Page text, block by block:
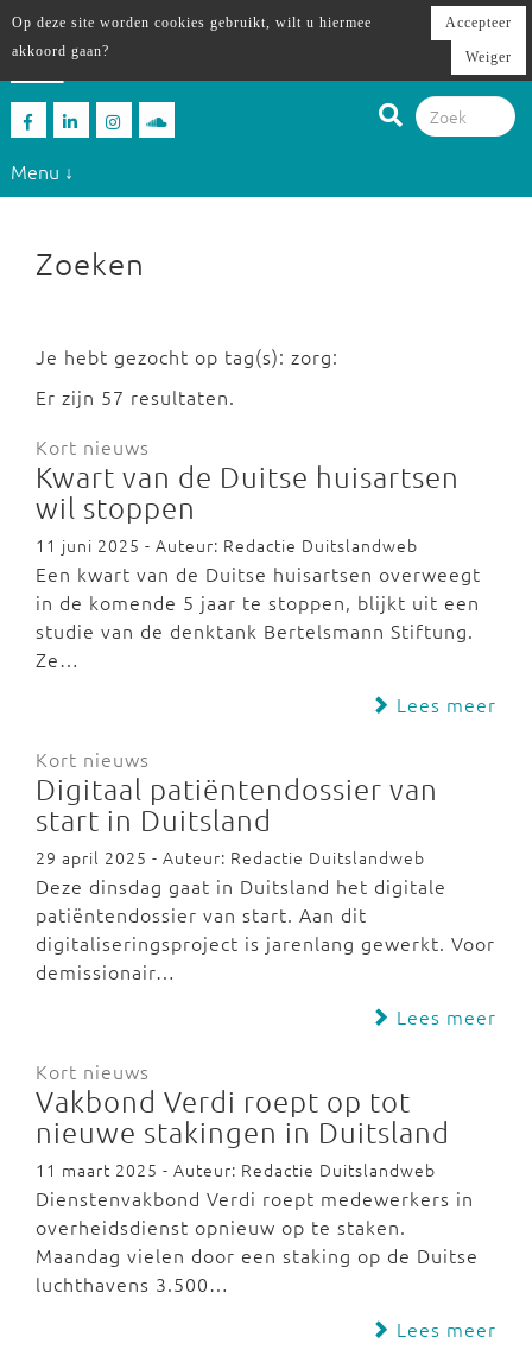
Menu ↓
Zoeken
Je hebt gezocht op tag(s): zorg:
Er zijn 57 resultaten.
Kort nieuws
Kwart van de Duitse huisartsen
wil stoppen
11 juni 2025 - Auteur: Redactie Duitslandweb
Een kwart van de Duitse huisartsen overweegt
in de komende 5 jaar te stoppen, blijkt uit een
studie van de denktank Bertelsmann Stiftung.
Ze…
Lees meer
Kort nieuws
Digitaal patiëntendossier van
start in Duitsland
29 april 2025 - Auteur: Redactie Duitslandweb
Deze dinsdag gaat in Duitsland het digitale
patiëntendossier van start. Aan dit
digitaliseringsproject is jarenlang gewerkt. Voor
demissionair…
Lees meer
Kort nieuws
Vakbond Verdi roept op tot
nieuwe stakingen in Duitsland
11 maart 2025 - Auteur: Redactie Duitslandweb
Dienstenvakbond Verdi roept medewerkers in
overheidsdienst opnieuw op te staken.
Maandag vielen door een staking op de Duitse
luchthavens 3.500…
Lees meer
Op deze site worden cookies gebruikt, wilt u hiermee
akkoord gaan?
Accepteer
Weiger